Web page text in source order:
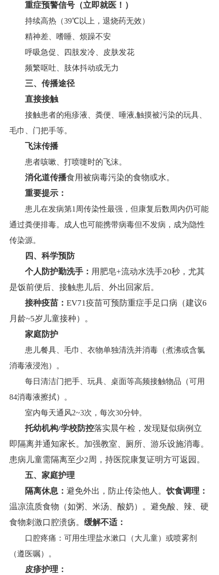
重症预警信号（立即就医！）
持续高热（39℃以上，退烧药无效）
精神差、嗜睡、烦躁不安
呼吸急促、四肢发冷、皮肤发花
频繁呕吐、肢体抖动或无力
三、传播途径
直接接触
接触患者的疱疹液、粪便、唾液,触摸被污染的玩具、
毛巾、门把手等。
飞沫传播
患者咳嗽、打喷嚏时的飞沫。
消化道传播食用被病毒污染的食物或水。
重要提示：
患儿在发病第1周传染性最强，但康复后数周内仍可能
通过粪便排毒。成人也可能携带病毒但不发病，成为隐性
传染源。
四、科学预防
个人防护勤洗手： 用肥皂+流动水洗手20秒，尤其
是饭前便后、接触患儿后、外出回家后。
接种疫苗： EV71疫苗可预防重症手足口病（建议6
月龄~5岁儿童接种）。
家庭防护
患儿餐具、毛巾、衣物单独清洗并消毒（煮沸或含氯
消毒液浸泡）。
每日清洁门把手、玩具、桌面等高频接触物品（可用
84消毒液擦拭）。
室内每天通风2~3次，每次30分钟。
托幼机构/学校防控落实晨午检，发现疑似病例立
即隔离并通知家长。加强教室、厕所、游乐设施消毒。
患病儿童需隔离至少2周，持医院康复证明方可返园。
五、家庭护理
隔离休息： 避免外出，防止传染他人。 饮食调理：
温凉流质食物（如粥、米汤、酸奶）。避免酸、辣、硬
食物刺激口腔溃疡。 缓解不适：
口腔疼痛：可用生理盐水漱口（大儿童）或喷雾剂
（遵医嘱）。
皮疹护理：